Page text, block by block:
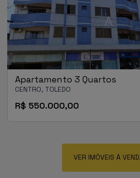
Apartamento 3 Quartos
CENTRO, TOLEDO
R$ 550.000,00
VER IMÓVEIS À